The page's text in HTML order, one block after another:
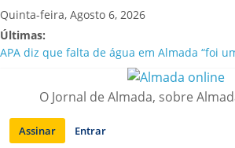
Saltar
para
conteúdo
Quinta-feira, Agosto 6, 2026
Últimas:
APA diz que falta de água em Almada “foi
Laranjeiro | Cultura pop asiática invade a
Ponte 25 de Abril celebra 60 anos com
Lisboa e Almada
Situação de alerta em Almada renovada até
O Jornal de Almada, sobre
Assinar Entrar